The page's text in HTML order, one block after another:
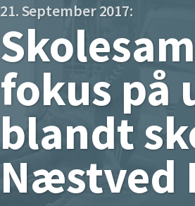
21. September 2017:
fokus på
blandt
Næstved